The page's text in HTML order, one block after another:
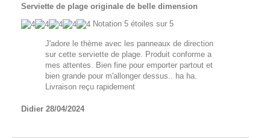
Serviette de plage originale de belle dimension
Notation 5 étoiles sur 5
J'adore le thème avec les panneaux de direction
sur cette serviette de plage. Produit conforme a
mes attentes. Bien fine pour emporter partout et
bien grande pour m'allonger dessus.. ha ha.
Livraison reçu rapidement
Didier 28/04/2024